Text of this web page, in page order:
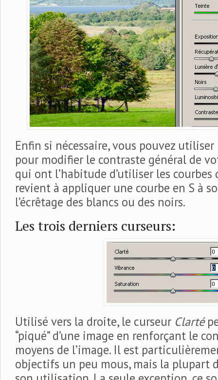
Enfin si nécessaire, vous pouvez
pour modifier le contraste général de
qui ont l’habitude d’utiliser les courbes
revient à appliquer une courbe en S à
l’écrêtage des blancs ou des noirs.
Les trois derniers curseurs:
Utilisé vers la droite, le curseur Clarté
“piqué” d’une image en renforçant le
moyens de l’image. Il est
objectifs un peu mous, mais la plupart